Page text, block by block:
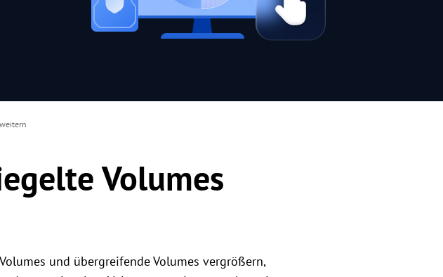
Volumes
und übergreifende Volumes vergrößern,